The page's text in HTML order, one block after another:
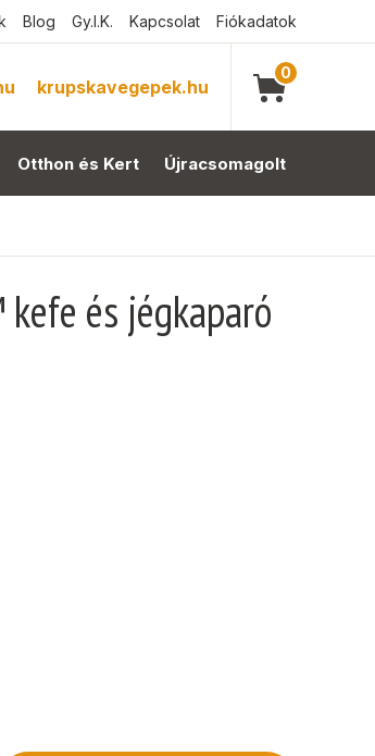
Blog Gy.I.K. Kapcsolat Fiókadatok
krupskavegepek.hu
0
Otthon és Kert Újracsomagolt
és jégkaparó